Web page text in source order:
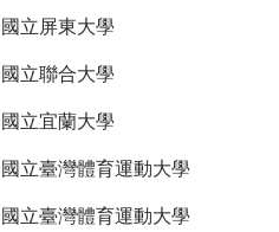
國立屏東大學
國立聯合大學
國立宜蘭大學
國立臺灣體育運動大學
國立臺灣體育運動大學